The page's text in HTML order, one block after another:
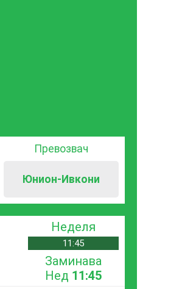
Превозвач
Юнион-Ивкони
Неделя
11:45
Заминава
Нед 11:45